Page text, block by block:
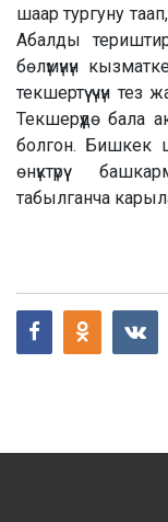
шаар тургуну
Абалды
бѳлүмүнүн
текшертүү үчүн
Текшерүүдѳ бала
болгон. Бишкек
ѳнүктүрүү
табылганча